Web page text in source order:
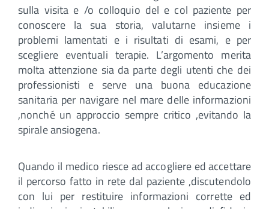
sulla visita e /o colloquio del e col paziente per
conoscere la sua storia, valutarne insieme i
problemi lamentati e i risultati di esami, e per
scegliere eventuali terapie. L’argomento merita
molta attenzione sia da parte degli utenti che dei
professionisti e serve una buona educazione
sanitaria per navigare nel mare delle informazioni
,nonché un approccio sempre critico ,evitando la
spirale ansiogena.
Quando il medico riesce ad accogliere ed accettare
il percorso fatto in rete dal paziente ,discutendolo
con lui per restituire informazioni corrette ed